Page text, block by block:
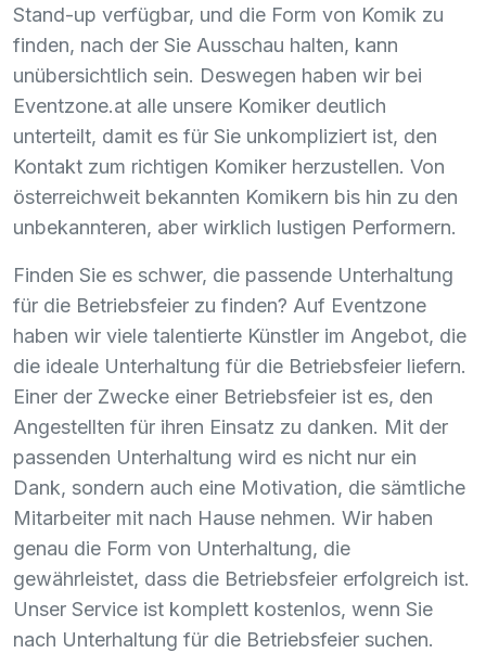
Stand-up verfügbar, und die Form von Komik zu
finden, nach der Sie Ausschau halten, kann
unübersichtlich sein. Deswegen haben wir bei
Eventzone.at alle unsere Komiker deutlich
unterteilt, damit es für Sie unkompliziert ist, den
Kontakt zum richtigen Komiker herzustellen. Von
österreichweit bekannten Komikern bis hin zu den
unbekannteren, aber wirklich lustigen Performern.
Finden Sie es schwer, die passende Unterhaltung
für die Betriebsfeier zu finden? Auf Eventzone
haben wir viele talentierte Künstler im Angebot, die
die ideale Unterhaltung für die Betriebsfeier liefern.
Einer der Zwecke einer Betriebsfeier ist es, den
Angestellten für ihren Einsatz zu danken. Mit der
passenden Unterhaltung wird es nicht nur ein
Dank, sondern auch eine Motivation, die sämtliche
Mitarbeiter mit nach Hause nehmen. Wir haben
genau die Form von Unterhaltung, die
gewährleistet, dass die Betriebsfeier erfolgreich ist.
Unser Service ist komplett kostenlos, wenn Sie
nach Unterhaltung für die Betriebsfeier suchen.